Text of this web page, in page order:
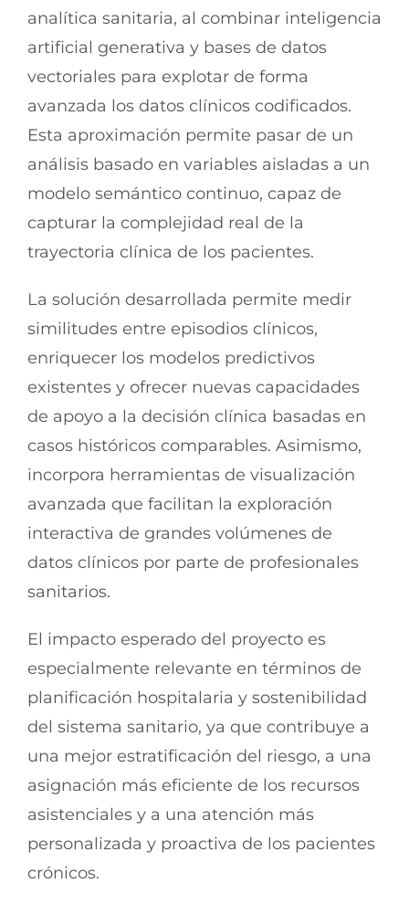
analítica sanitaria, al combinar inteligencia
artificial generativa y bases de datos
vectoriales para explotar de forma
avanzada los datos clínicos codificados.
Esta aproximación permite pasar de un
análisis basado en variables aisladas a un
modelo semántico continuo, capaz de
capturar la complejidad real de la
trayectoria clínica de los pacientes.
La solución desarrollada permite medir
similitudes entre episodios clínicos,
enriquecer los modelos predictivos
existentes y ofrecer nuevas capacidades
de apoyo a la decisión clínica basadas en
casos históricos comparables. Asimismo,
incorpora herramientas de visualización
avanzada que facilitan la exploración
interactiva de grandes volúmenes de
datos clínicos por parte de profesionales
sanitarios.
El impacto esperado del proyecto es
especialmente relevante en términos de
planificación hospitalaria y sostenibilidad
del sistema sanitario, ya que contribuye a
una mejor estratificación del riesgo, a una
asignación más eficiente de los recursos
asistenciales y a una atención más
personalizada y proactiva de los pacientes
crónicos.